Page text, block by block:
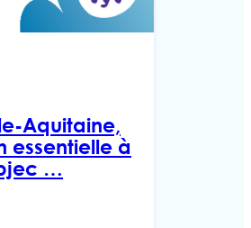
Aquitaine,
essentielle à
…